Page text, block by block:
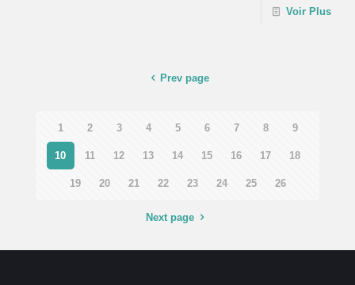
Voir Plus
Prev page
1 2 3 4 5 6 7 8 9
10 11 12 13 14 15 16 17 18
19 20 21 22 23 24 25 26
Next page